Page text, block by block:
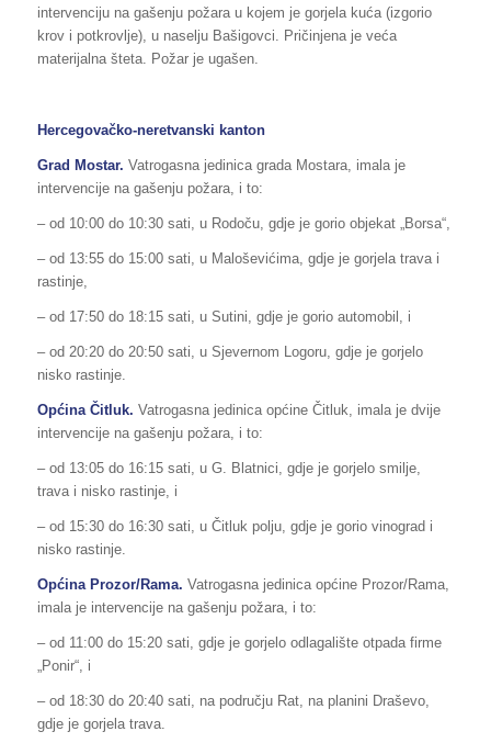
intervenciju na gašenju požara u kojem je gorjela kuća (izgorio
krov i potkrovlje), u naselju Bašigovci. Pričinjena je veća
materijalna šteta. Požar je ugašen.
Hercegovačko-neretvanski kanton
Grad Mostar. Vatrogasna jedinica grada Mostara, imala je
intervencije na gašenju požara, i to:
– od 10:00 do 10:30 sati, u Rodoču, gdje je gorio objekat „Borsa“,
– od 13:55 do 15:00 sati, u Maloševićima, gdje je gorjela trava i
rastinje,
– od 17:50 do 18:15 sati, u Sutini, gdje je gorio automobil, i
– od 20:20 do 20:50 sati, u Sjevernom Logoru, gdje je gorjelo
nisko rastinje.
Općina Čitluk. Vatrogasna jedinica općine Čitluk, imala je dvije
intervencije na gašenju požara, i to:
– od 13:05 do 16:15 sati, u G. Blatnici, gdje je gorjelo smilje,
trava i nisko rastinje, i
– od 15:30 do 16:30 sati, u Čitluk polju, gdje je gorio vinograd i
nisko rastinje.
Općina Prozor/Rama. Vatrogasna jedinica općine Prozor/Rama,
imala je intervencije na gašenju požara, i to:
– od 11:00 do 15:20 sati, gdje je gorjelo odlagalište otpada firme
„Ponir“, i
– od 18:30 do 20:40 sati, na području Rat, na planini Draševo,
gdje je gorjela trava.